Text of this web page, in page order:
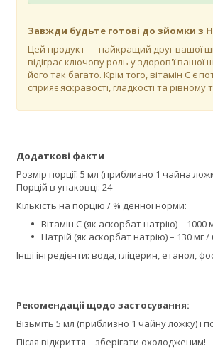
Завжди будьте готові до зйомки з
Цей продукт — найкращий друг вашої
відіграє ключову роль у здоров'ї вашої
його так багато. Крім того, вітамін C
сприяє яскравості, гладкості та рівному
Додаткові факти
Розмір порції: 5 мл (приблизно 1 чайна
Порцій в упаковці: 24
Кількість на порцію / % денної норми:
Вітамін С (як аскорбат натрію) – 1000
Натрій (як аскорбат натрію) – 130 мг /
Інші інгредієнти: вода, гліцерин, етанол,
Рекомендації щодо застосування:
Візьміть 5 мл (приблизно 1 чайну ложку) і
Після відкриття – зберігати охолодженим!